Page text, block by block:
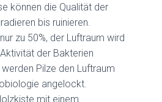
können die Qualität der
bis ruinieren.
zu 50%, der Luftraum wird
der Bakterien
Pilze den Luftraum
angelockt.
mit einem